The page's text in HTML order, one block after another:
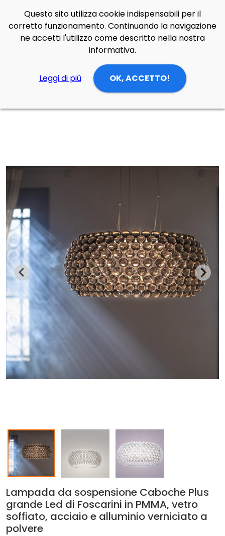
Side Navigation CercaContatti
Login
Prodotti Lampade Sospensione
Lampada da sospensione Caboche Plus grande Led di Foscarini in PMMA, vetro soffiato, acciaio e alluminio verniciato a polvere
Lampada da sospensione Caboche Plus
grande Led di Foscarini in PMMA, vetro
soffiato, acciaio e alluminio verniciato a
polvere
Questo sito utilizza cookie indispensabili per il
corretto funzionamento. Continuando la navigazione
ne accetti l'utilizzo come descritto nella nostra
informativa.
Leggi di più OK, ACCETTO!